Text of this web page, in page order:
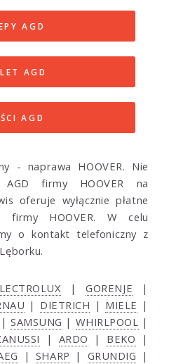
AGD
AGD
AGD
- naprawa HOOVER. Nie
AGD firmy HOOVER na
oferuje wyłącznie płatne
firmy HOOVER. W celu
o kontakt telefoniczny z
|GORENJE |
| DIETRICH | MIELE |
|SAMSUNG | WHIRLPOOL |
| ARDO | BEKO |
| SHARP | GRUNDIG |